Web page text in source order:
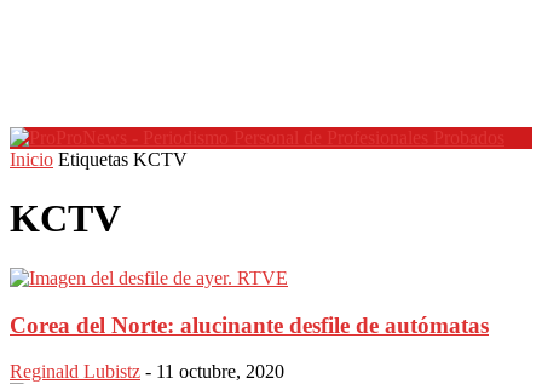
Inicio Etiquetas KCTV
KCTV
Corea del Norte: alucinante desfile de autómatas
Reginald Lubistz - 11 octubre, 2020